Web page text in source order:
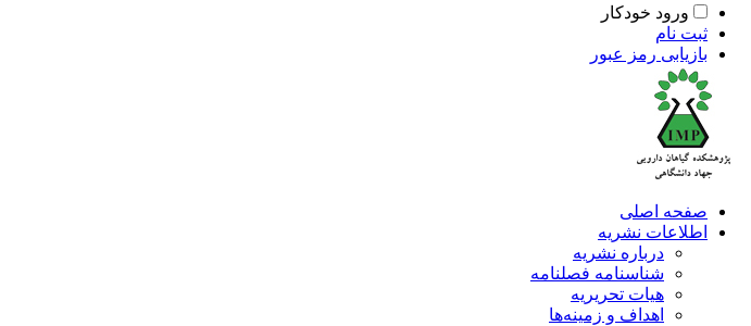
ورود خودکار
ثبت نام
بازیابی رمز عبور
صفحه اصلی
اطلاعات نشریه
درباره نشریه
شناسنامه فصلنامه
هیات تحریریه
اهداف و زمینه‌ها